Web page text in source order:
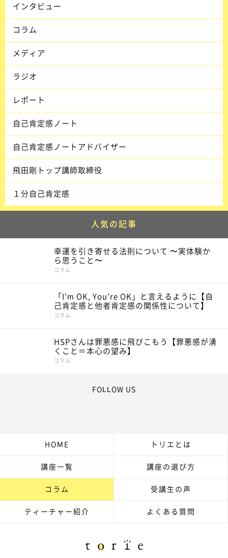
インタビュー
コラム
メディア
ラジオ
レポート
自己肯定感ノート
自己肯定感ノートアドバイザー
飛田剛トップ講師取締役
１分自己肯定感
人気の記事
幸運を引き寄せる法則について 〜実体験か
ら思うこと〜
コラム
「I'm OK, You're OK」と言えるように【自
己肯定感と他者肯定感の関係性について】
コラム
HSPさんは罪悪感に飛びこもう【罪悪感が湧
くこと＝本心の望み】
コラム
FOLLOW US
HOME トリエとは
講座一覧 講座の選び方
コラム 受講生の声
ティーチャー紹介 よくある質問